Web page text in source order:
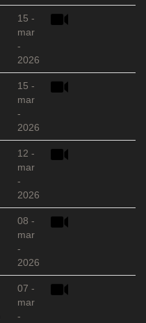
15 -
mar
-
2026
15 -
mar
-
2026
12 -
mar
-
2026
08 -
mar
-
2026
07 -
mar
-